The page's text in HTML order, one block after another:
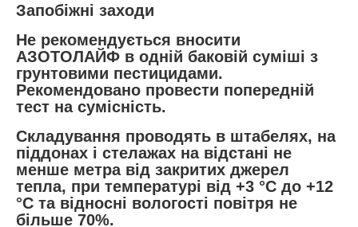
Запобіжні заходи
Не рекомендується вносити
АЗОТОЛАЙФ в одній баковій суміші з
грунтовими пестицидами.
Рекомендовано провести попередній
тест на сумісність.
Складування проводять в штабелях, на
піддонах і стелажах на відстані не
менше метра від закритих джерел
тепла, при температурі від +3 °С до +12
°С та відносні вологості повітря не
більше 70%.